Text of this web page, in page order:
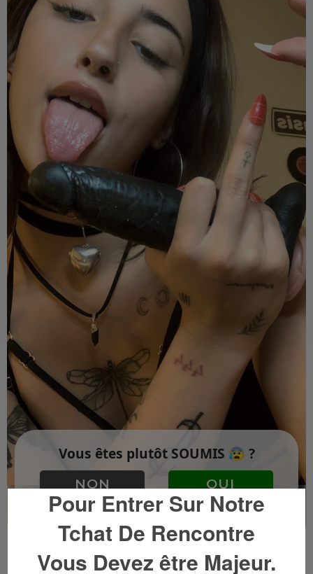
InstaDiaL
Pour Entrer Sur Notre
Tchat De Rencontre
Vous Devez être Majeur.